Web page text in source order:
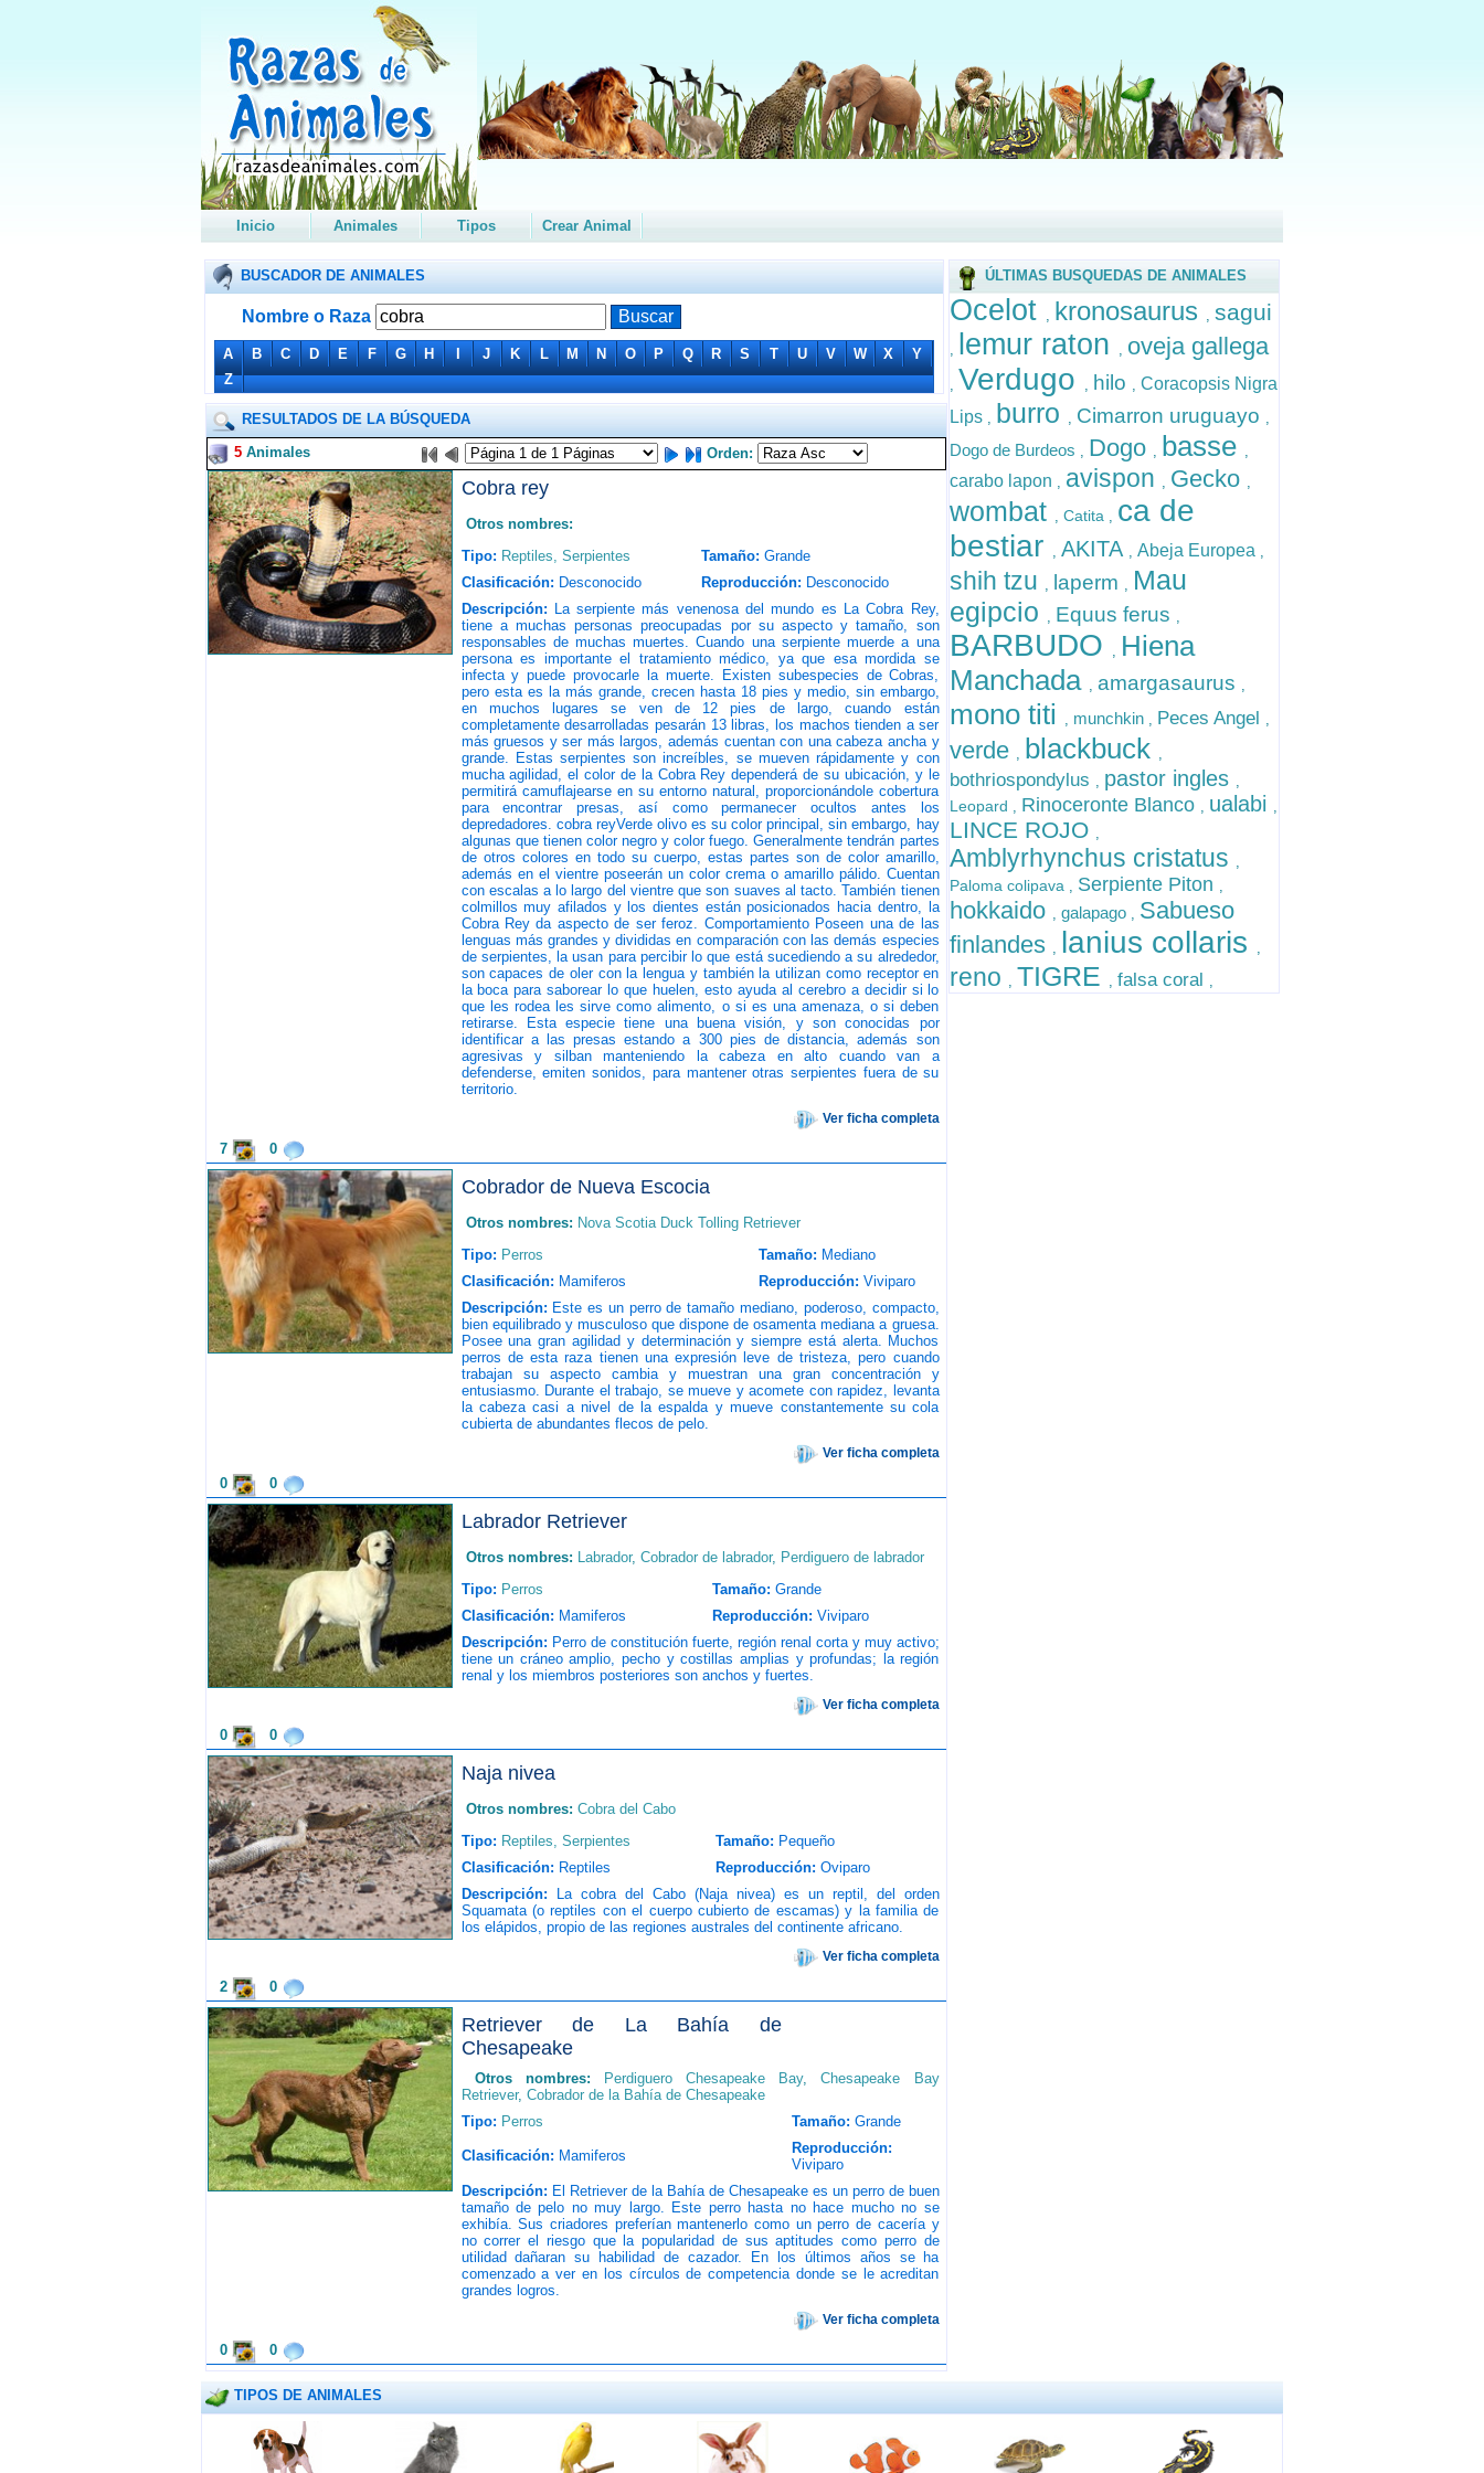
Inicio Animales Tipos Crear Animal
BUSCADOR DE ANIMALES
Nombre o Raza
A B C D E F G H I J K L M N O P Q R S T U V W X
Y
Z
ÚLTIMAS BUSQUEDAS DE ANIMALES
Ocelot , kronosaurus , sagui
, lemur raton , oveja gallega
, Verdugo , hilo , Coracopsis Nigra
Lips , burro , Cimarron uruguayo ,
Dogo de Burdeos , Dogo , basse ,
carabo lapon , avispon , Gecko ,
wombat , Catita , ca de
bestiar , AKITA , Abeja Europea ,
shih tzu , laperm , Mau
egipcio , Equus ferus ,
BARBUDO , Hiena
Manchada , amargasaurus ,
mono titi , munchkin , Peces Angel ,
verde , blackbuck ,
bothriospondylus , pastor ingles ,
Leopard , Rinoceronte Blanco , ualabi ,
LINCE ROJO ,
Amblyrhynchus cristatus ,
Paloma colipava , Serpiente Piton ,
hokkaido , galapago , Sabueso
finlandes , lanius collaris ,
reno , TIGRE , falsa coral ,
RESULTADOS DE LA BÚSQUEDA
5Animales Orden:
Cobra rey
Otros nombres:
Tipo: Reptiles, Serpientes Tamaño: Grande
Clasificación: Desconocido Reproducción: Desconocido
Descripción: La serpiente más venenosa del mundo es La Cobra Rey,
tiene a muchas personas preocupadas por su aspecto y tamaño, son
responsables de muchas muertes. Cuando una serpiente muerde a una
persona es importante el tratamiento médico, ya que esa mordida se
infecta y puede provocarle la muerte. Existen subespecies de Cobras,
pero esta es la más grande, crecen hasta 18 pies y medio, sin embargo,
en muchos lugares se ven de 12 pies de largo, cuando están
completamente desarrolladas pesarán 13 libras, los machos tienden a ser
más gruesos y ser más largos, además cuentan con una cabeza ancha y
grande. Estas serpientes son increíbles, se mueven rápidamente y con
mucha agilidad, el color de la Cobra Rey dependerá de su ubicación, y le
permitirá camuflajearse en su entorno natural, proporcionándole cobertura
para encontrar presas, así como permanecer ocultos antes los
depredadores. cobra reyVerde olivo es su color principal, sin embargo, hay
algunas que tienen color negro y color fuego. Generalmente tendrán partes
de otros colores en todo su cuerpo, estas partes son de color amarillo,
además en el vientre poseerán un color crema o amarillo pálido. Cuentan
con escalas a lo largo del vientre que son suaves al tacto. También tienen
colmillos muy afilados y los dientes están posicionados hacia dentro, la
Cobra Rey da aspecto de ser feroz. Comportamiento Poseen una de las
lenguas más grandes y divididas en comparación con las demás especies
de serpientes, la usan para percibir lo que está sucediendo a su alrededor,
son capaces de oler con la lengua y también la utilizan como receptor en
la boca para saborear lo que huelen, esto ayuda al cerebro a decidir si lo
que les rodea les sirve como alimento, o si es una amenaza, o si deben
retirarse. Esta especie tiene una buena visión, y son conocidas por
identificar a las presas estando a 300 pies de distancia, además son
agresivas y silban manteniendo la cabeza en alto cuando van a
defenderse, emiten sonidos, para mantener otras serpientes fuera de su
territorio.
Ver ficha completa
7 0
Cobrador de Nueva Escocia
Otros nombres: Nova Scotia Duck Tolling Retriever
Tipo: Perros Tamaño: Mediano
Clasificación: Mamiferos Reproducción: Viviparo
Descripción: Este es un perro de tamaño mediano, poderoso, compacto,
bien equilibrado y musculoso que dispone de osamenta mediana a gruesa.
Posee una gran agilidad y determinación y siempre está alerta. Muchos
perros de esta raza tienen una expresión leve de tristeza, pero cuando
trabajan su aspecto cambia y muestran una gran concentración y
entusiasmo. Durante el trabajo, se mueve y acomete con rapidez, levanta
la cabeza casi a nivel de la espalda y mueve constantemente su cola
cubierta de abundantes flecos de pelo.
Ver ficha completa
0 0
Labrador Retriever
Otros nombres: Labrador, Cobrador de labrador, Perdiguero de labrador
Tipo: Perros Tamaño: Grande
Clasificación: Mamiferos Reproducción: Viviparo
Descripción: Perro de constitución fuerte, región renal corta y muy activo;
tiene un cráneo amplio, pecho y costillas amplias y profundas; la región
renal y los miembros posteriores son anchos y fuertes.
Ver ficha completa
0 0
Naja nivea
Otros nombres: Cobra del Cabo
Tipo: Reptiles, Serpientes Tamaño: Pequeño
Clasificación: Reptiles Reproducción: Oviparo
Descripción: La cobra del Cabo (Naja nivea) es un reptil, del orden
Squamata (o reptiles con el cuerpo cubierto de escamas) y la familia de
los elápidos, propio de las regiones australes del continente africano.
Ver ficha completa
2 0
Retriever de La Bahía de
Chesapeake
Otros nombres: Perdiguero Chesapeake Bay,Chesapeake Bay
Retriever, Cobrador de la Bahía de Chesapeake
Tipo: Perros Tamaño: Grande
Clasificación: Mamiferos
Reproducción:
Viviparo
Descripción: El Retriever de la Bahía de Chesapeake es un perro de buen
tamaño de pelo no muy largo. Este perro hasta no hace mucho no se
exhibía. Sus criadores preferían mantenerlo como un perro de cacería y
no correr el riesgo que la popularidad de sus aptitudes como perro de
utilidad dañaran su habilidad de cazador. En los últimos años se ha
comenzado a ver en los círculos de competencia donde se le acreditan
grandes logros.
Ver ficha completa
0 0
TIPOS DE ANIMALES